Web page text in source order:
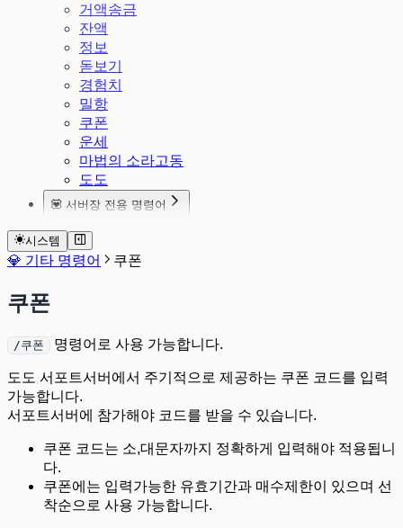
거액송금
잔액
정보
돋보기
경험치
밀항
쿠폰
운세
마법의 소라고동
도도
💟 서버장 전용 명령어
서버설정 상점역할지정
시스템
💎 기타 명령어 쿠폰
쿠폰
/쿠폰 명령어로 사용 가능합니다.
도도 서포트서버에서 주기적으로 제공하는 쿠폰 코드를 입력
가능합니다.
서포트서버에 참가해야 코드를 받을 수 있습니다.
쿠폰 코드는 소,대문자까지 정확하게 입력해야 적용됩니
다.
쿠폰에는 입력가능한 유효기간과 매수제한이 있으며 선
착순으로 사용 가능합니다.